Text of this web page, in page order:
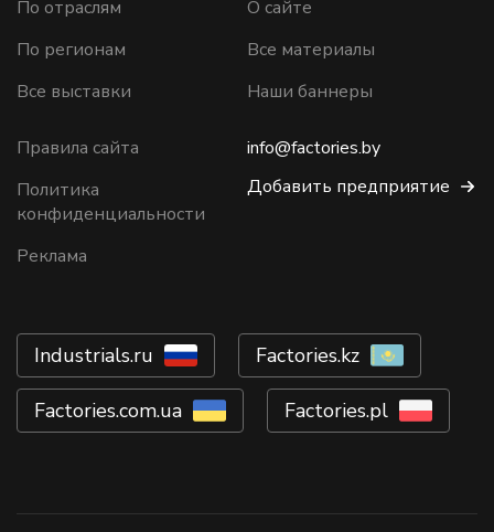
По отраслям
По регионам
Все выставки
О сайте
Все материалы
Наши баннеры
Правила сайта
Политика
конфиденциальности
Реклама
info@factories.by
Добавить предприятие
Industrials.ru Factories.kz
Factories.com.ua Factories.pl